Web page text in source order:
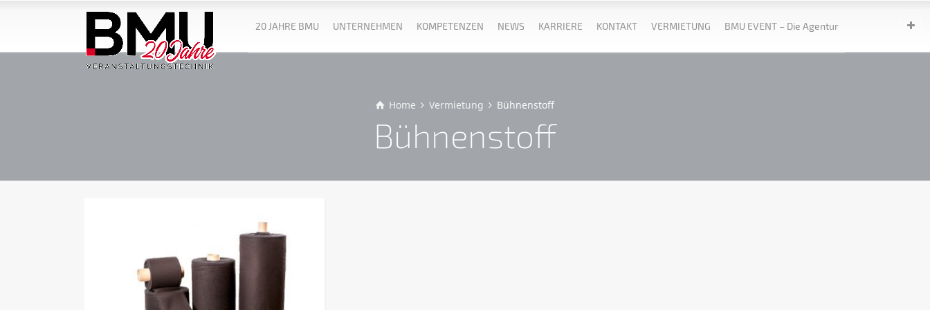
20 JAHRE BMU UNTERNEHMEN KOMPETENZEN NEWS KARRIERE KONTAKT VERMIETUNG BMU EVENT – Die Agentur
Home Vermietung Bühnenstoff
Bühnenstoff